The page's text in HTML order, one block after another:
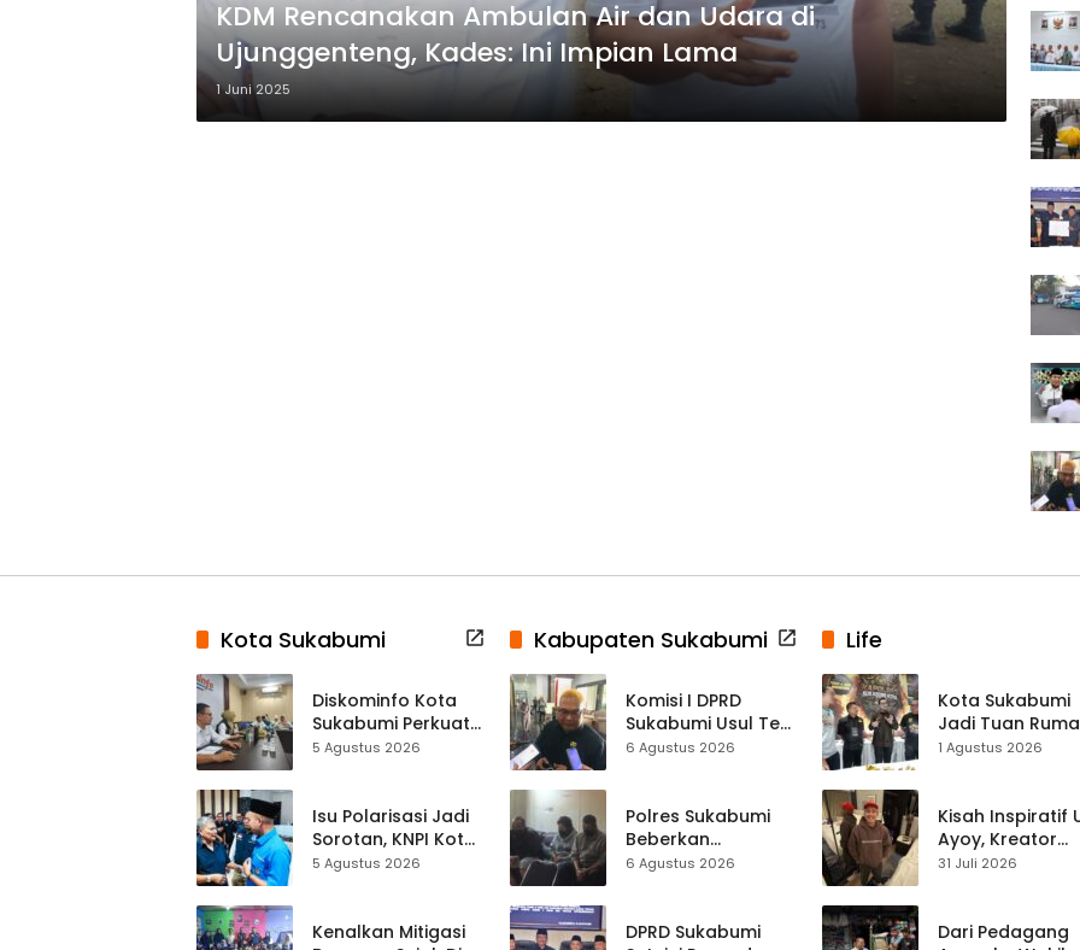
KDM Rencanakan Ambulan Air dan Udara di
Ujunggenteng, Kades: Ini Impian Lama
1 Juni 2025
Kota Sukabumi
Diskominfo Kota
Sukabumi Perkuat
Satu Data
Kewilayahan
Dikebut
5 Agustus 2026
Isu Polarisasi Jadi
Sorotan, KNPI Kota
Sukabumi Ajak
5 Agustus 2026
Kenalkan Mitigasi
Kabupaten Sukabumi
Komisi I DPRD
Sukabumi Usul Tes
Rambut Jadi
2027
6 Agustus 2026
Polres Sukabumi
Beberkan
Kronologi
dalam Kasus Sabu
6 Agustus 2026
DPRD Sukabumi
Life
Kota Sukabumi
Jadi Tuan
Kontes Batu Akik
1 Agustus 2026
Kisah Inspiratif
Ayoy, Kreator
TikTok Asal
Live Streaming
31 Juli 2026
Dari Pedagang